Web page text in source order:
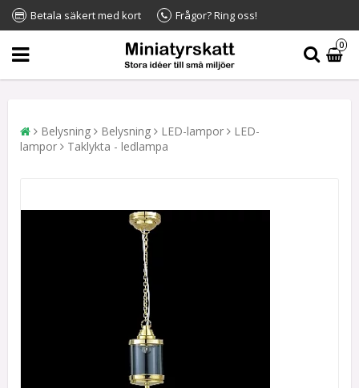
Betala säkert med kort Frågor? Ring oss!
0
Belysning Belysning LED-lampor
LED-
lampor
Taklykta - ledlampa